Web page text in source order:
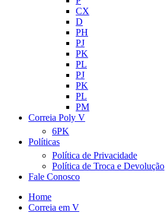
CX
D
PH
PJ
PK
PL
PJ
PK
PL
PM
Correia Poly V
6PK
Políticas
Política de Privacidade
Política de Troca e Devolução
Fale Conosco
Home
Correia em V